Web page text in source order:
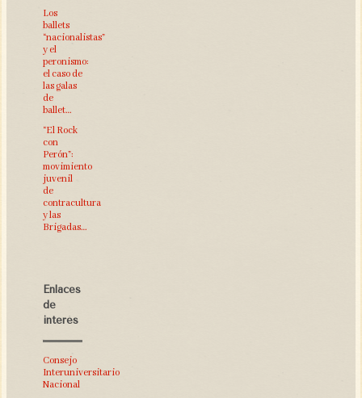
Los
ballets
“nacionalistas”
y el
peronismo:
el caso de
las galas
de
ballet…
“El Rock
con
Perón”:
movimiento
juvenil
de
contracultura
y las
Brigadas…
Enlaces
de
interés
Consejo
Interuniversitario
Nacional